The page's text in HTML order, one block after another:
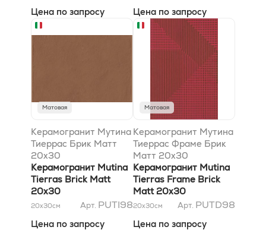
Цена по запросу Цена по запросу
Матовая
Керамогранит Мутина
Тиеррас Брик Матт
20x30
Керамогранит Mutina
Tierras Brick Matt
20x30
20x30см Арт. PUTI98
Цена по запросу
Матовая
Керамогранит Мутина
Тиеррас Фраме Брик
Матт 20x30
Керамогранит Mutina
Tierras Frame Brick
Matt 20x30
20x30см Арт. PUTD98
Цена по запросу